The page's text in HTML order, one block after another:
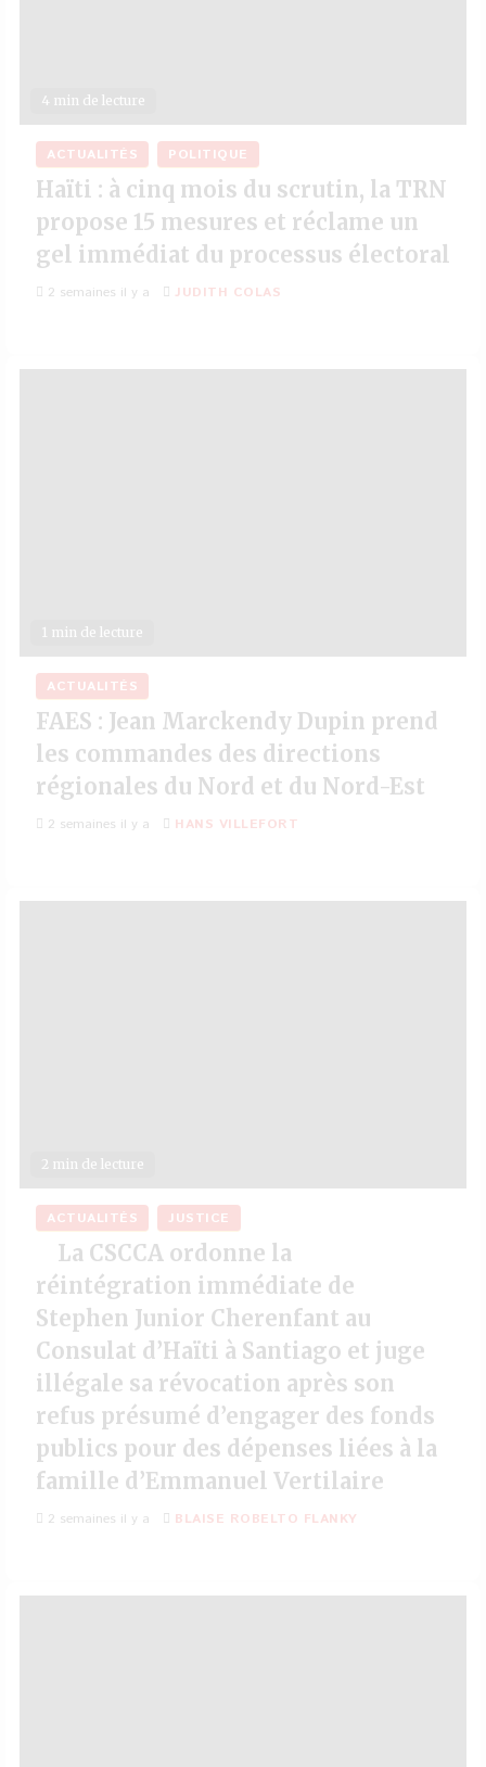
4 min de lecture
ACTUALITÉS POLITIQUE
Haïti : à cinq mois du scrutin, la TRN
propose 15 mesures et réclame un
gel immédiat du processus électoral
2 semaines il y a JUDITH COLAS
1 min de lecture
ACTUALITÉS
FAES : Jean Marckendy Dupin prend
les commandes des directions
régionales du Nord et du Nord-Est
2 semaines il y a HANS VILLEFORT
2 min de lecture
ACTUALITÉS JUSTICE
La CSCCA ordonne la
réintégration immédiate de
Stephen Junior Cherenfant au
Consulat d’Haïti à Santiago et juge
illégale sa révocation après son
refus présumé d’engager des fonds
publics pour des dépenses liées à la
famille d’Emmanuel Vertilaire
2 semaines il y a BLAISE ROBELTO FLANKY